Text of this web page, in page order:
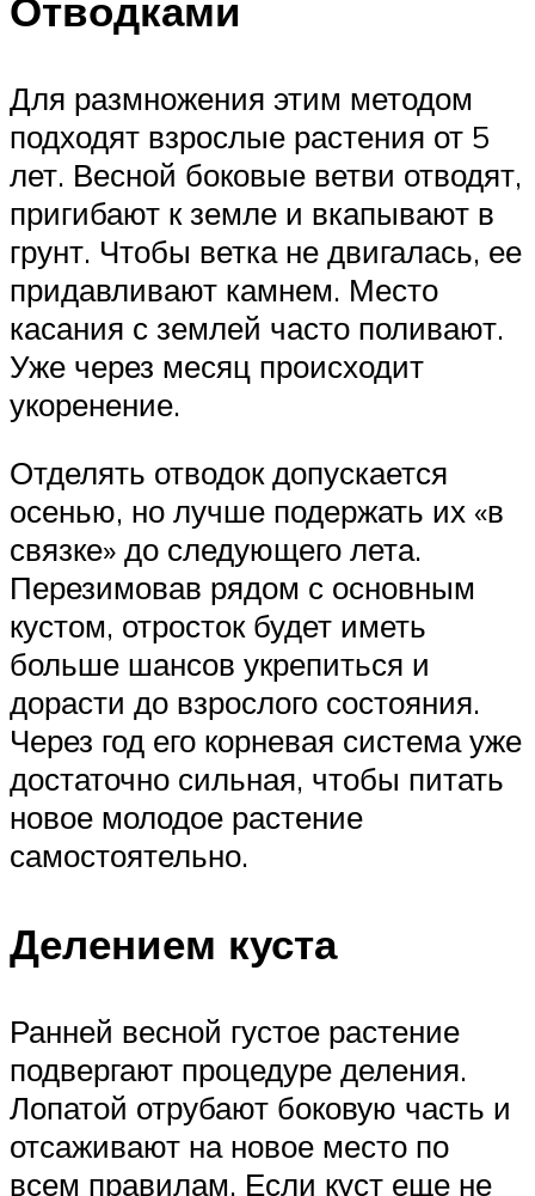
Для размножения этим методом
подходят взрослые растения от 5
лет. Весной боковые ветви отводят,
пригибают к земле и вкапывают в
грунт. Чтобы ветка не двигалась, ее
придавливают камнем. Место
касания с землей часто поливают.
Уже через месяц происходит
укоренение.
Отделять отводок допускается
осенью, но лучше подержать их «в
связке» до следующего лета.
Перезимовав рядом с основным
кустом, отросток будет иметь
больше шансов укрепиться и
дорасти до взрослого состояния.
Через год его корневая система уже
достаточно сильная, чтобы питать
новое молодое растение
самостоятельно.
Делением куста
Ранней весной густое растение
подвергают процедуре деления.
Лопатой отрубают боковую часть и
отсаживают на новое место по
всем правилам. Если куст еще не